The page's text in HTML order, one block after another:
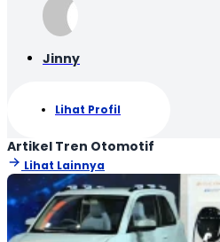
Jinny
Lihat Profil
Artikel Tren Otomotif
Lihat Lainnya